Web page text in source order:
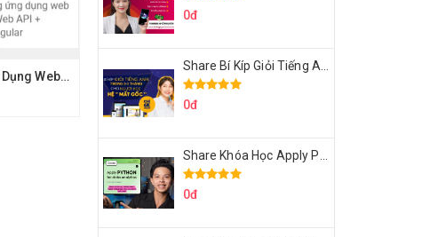
Xây Dựng Ứng Dụng Web Với ASP.NET Core Web API + Identity Server + Angular
0đ
0đ
0đ